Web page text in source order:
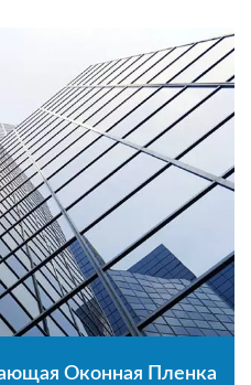
Оконная Пленка